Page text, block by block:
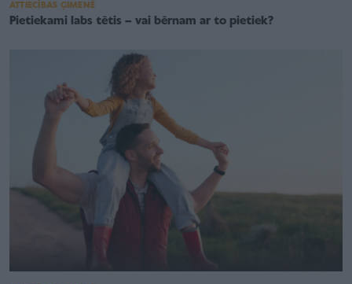
ATTIECĪBAS ĢIMENĒ
Pietiekami labs tētis – vai bērnam ar to pietiek?